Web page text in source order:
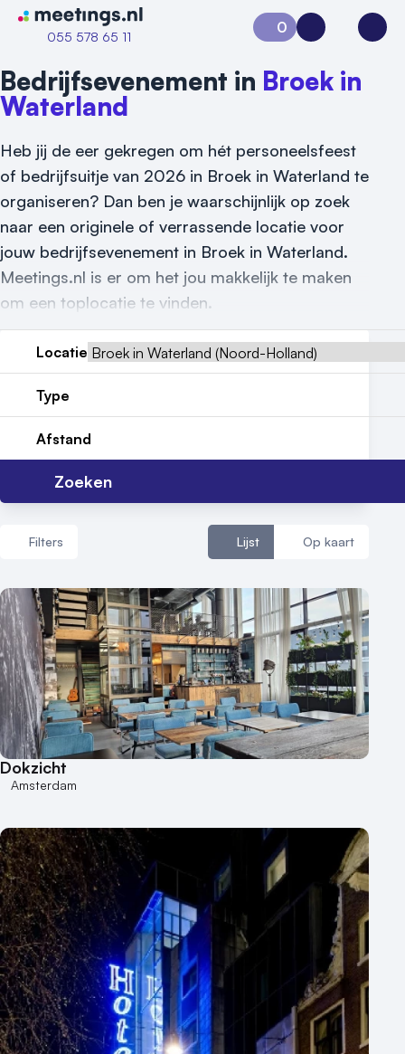
Naar home van Meetings
055 578 65 11
Vraag locatie aan
Locatiegids
Nieuws
Reviews (5⭐️)
Contact
0
Aanvraag 0Inloggen
Bedrijfsevenement in Broek in
Waterland
Heb jij de eer gekregen om hét personeelsfeest
of bedrijfsuitje van 2026 in Broek in Waterland te
organiseren? Dan ben je waarschijnlijk op zoek
naar een originele of verrassende locatie voor
jouw bedrijfsevenement in Broek in Waterland.
Meetings.nl is er om het jou makkelijk te maken
om een toplocatie te vinden.
Locatie
Type
Afstand
Zoeken
Filters Lijst Op kaart
Aantal zalen
1 - 5 zalen
6 - 10 zalen
10 of meer zalen
Aantal personen
1 - 50 personen
50 - 100 personen
250 - 500 personen
500+ personen
Bijzondere locaties
Buitenlocatie
Duurzame locatie
Groene locatie
Heisessie
Hotel
Hybride events
Dokzicht
Amsterdam